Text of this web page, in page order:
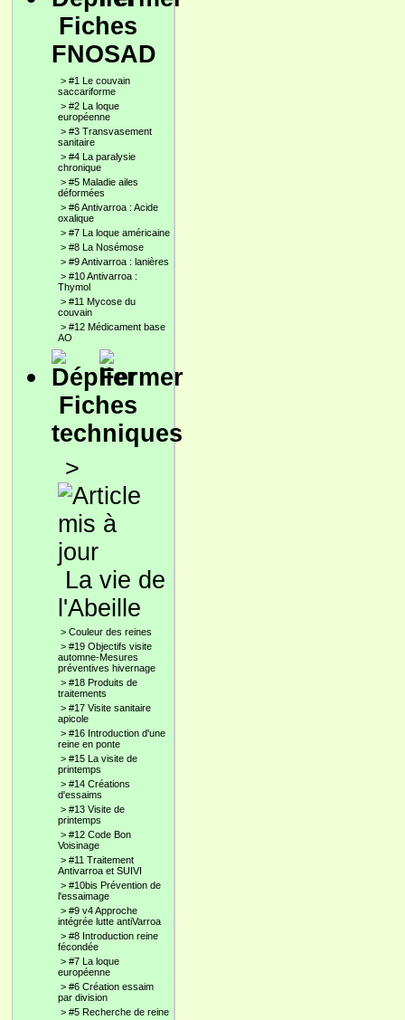
Fiches
FNOSAD
> #1 Le couvain
saccariforme
> #2 La loque
européenne
> #3 Transvasement
sanitaire
> #4 La paralysie
chronique
> #5 Maladie ailes
déformées
> #6 Antivarroa : Acide
oxalique
> #7 La loque américaine
> #8 La Nosémose
> #9 Antivarroa : lanières
> #10 Antivarroa :
Thymol
> #11 Mycose du
couvain
> #12 Médicament base
AO
Fiches
techniques
>
La vie de
l'Abeille
> Couleur des reines
> #19 Objectifs visite
automne-Mesures
préventives hivernage
> #18 Produits de
traitements
> #17 Visite sanitaire
apicole
> #16 Introduction d'une
reine en ponte
> #15 La visite de
printemps
> #14 Créations
d'essaims
> #13 Visite de
printemps
> #12 Code Bon
Voisinage
> #11 Traitement
Antivarroa et SUIVI
> #10bis Prévention de
l'essaimage
> #9 v4 Approche
intégrée lutte antiVarroa
> #8 Introduction reine
fécondée
> #7 La loque
européenne
> #6 Création essaim
par division
> #5 Recherche de reine